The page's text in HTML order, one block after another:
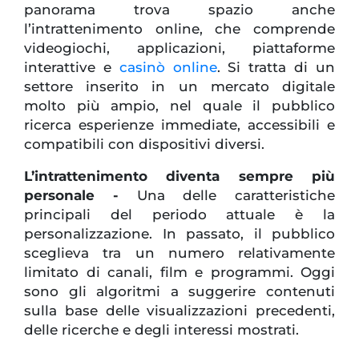
panorama trova spazio anche
l’intrattenimento online, che comprende
videogiochi, applicazioni, piattaforme
interattive e casinò online. Si tratta di un
settore inserito in un mercato digitale
molto più ampio, nel quale il pubblico
ricerca esperienze immediate, accessibili e
compatibili con dispositivi diversi.
L’intrattenimento diventa sempre più
personale - Una delle caratteristiche
principali del periodo attuale è la
personalizzazione. In passato, il pubblico
sceglieva tra un numero relativamente
limitato di canali, film e programmi. Oggi
sono gli algoritmi a suggerire contenuti
sulla base delle visualizzazioni precedenti,
delle ricerche e degli interessi mostrati.